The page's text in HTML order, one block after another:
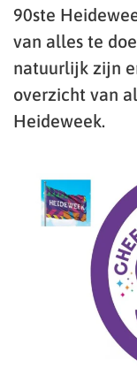
90ste
van alles te
natuurlijk zijn
overzicht van
Heideweek.